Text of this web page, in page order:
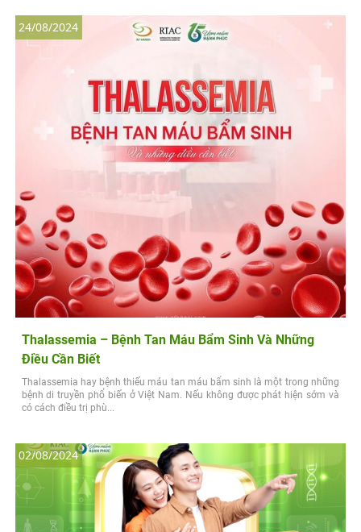
Thalassemia – Bệnh Tan Máu Bẩm Sinh Và Những
Điều Cần Biết
Thalassemia hay bệnh thiếu máu tan máu bẩm sinh là một trong những
bệnh di truyền phổ biến ở Việt Nam. Nếu không được phát hiện sớm và
có cách điều trị phù...
24/08/2024
02/08/2024